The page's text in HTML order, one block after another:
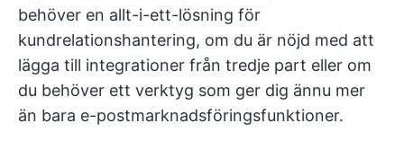
behöver en allt-i-ett-lösning för
kundrelationshantering, om du är nöjd med att
lägga till integrationer från tredje part eller om
du behöver ett verktyg som ger dig ännu mer
än bara e-postmarknadsföringsfunktioner.